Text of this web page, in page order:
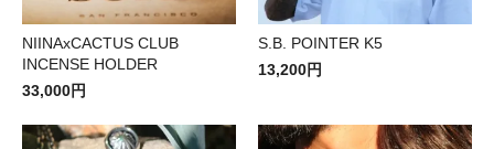
NIINAxCACTUS CLUB
INCENSE HOLDER
33,000円
S.B. POINTER K5
13,200円